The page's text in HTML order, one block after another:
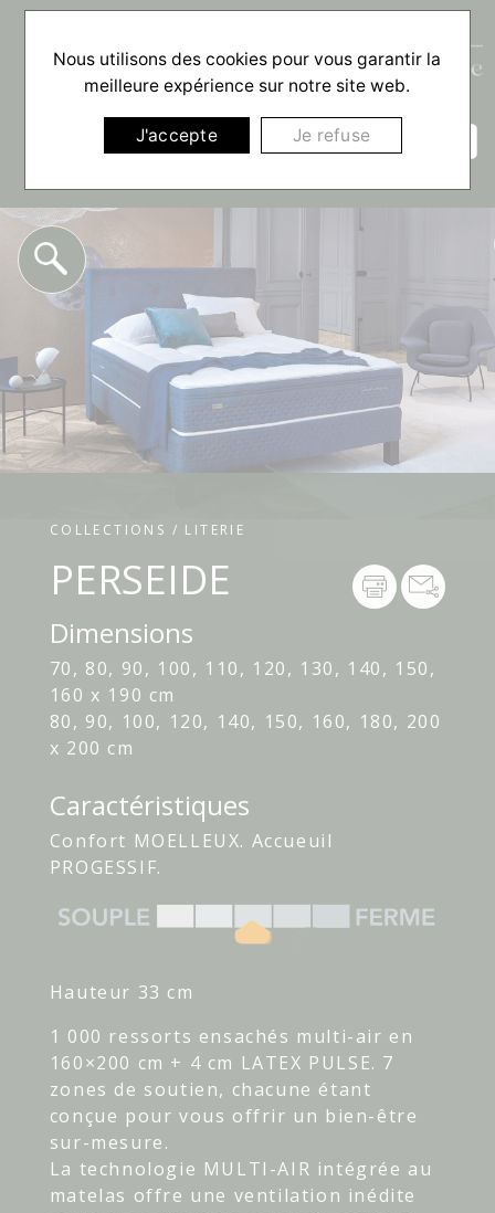
☰
COLLECTIONS / LITERIE
PERSEIDE
Dimensions
70, 80, 90, 100, 110, 120, 130, 140, 150,
160 x 190 cm
80, 90, 100, 120, 140, 150, 160, 180, 200
x 200 cm
Caractéristiques
Confort MOELLEUX. Accueuil
PROGESSIF.
Hauteur 33 cm
1 000 ressorts ensachés multi-air en
160×200 cm + 4 cm LATEX PULSE. 7
zones de soutien, chacune étant
conçue pour vous offrir un bien-être
sur-mesure.
La technologie MULTI-AIR intégrée au
matelas offre une ventilation inédite
Nous utilisons des cookies pour vous garantir la
meilleure expérience sur notre site web.
J'accepte Je refuse